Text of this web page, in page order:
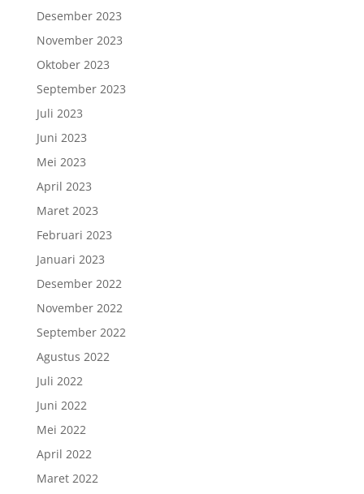
Desember 2023
November 2023
Oktober 2023
September 2023
Juli 2023
Juni 2023
Mei 2023
April 2023
Maret 2023
Februari 2023
Januari 2023
Desember 2022
November 2022
September 2022
Agustus 2022
Juli 2022
Juni 2022
Mei 2022
April 2022
Maret 2022